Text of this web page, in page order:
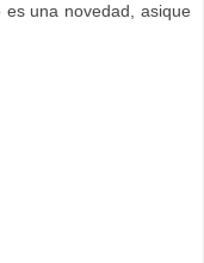
una novedad, asique